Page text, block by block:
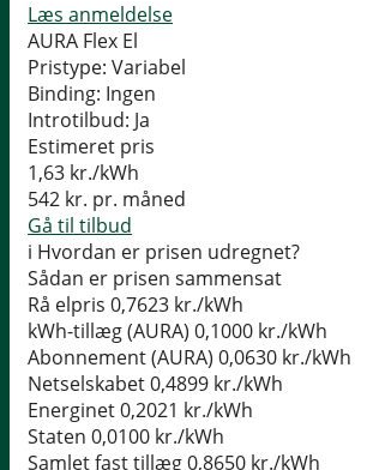
Læs anmeldelse
AURA Flex El
Pristype: Variabel
Binding: Ingen
Introtilbud: Ja
Estimeret pris
1,63 kr./kWh
542 kr. pr. måned
Gå til tilbud
i Hvordan er prisen udregnet?
Sådan er prisen sammensat
Rå elpris 0,7623 kr./kWh
kWh-tillæg (AURA) 0,1000 kr./kWh
Abonnement (AURA) 0,0630 kr./kWh
Netselskabet0,4899 kr./kWh
Energinet0,2021 kr./kWh
Staten 0,0100 kr./kWh
Samlet fast tillæg0,8650 kr./kWh